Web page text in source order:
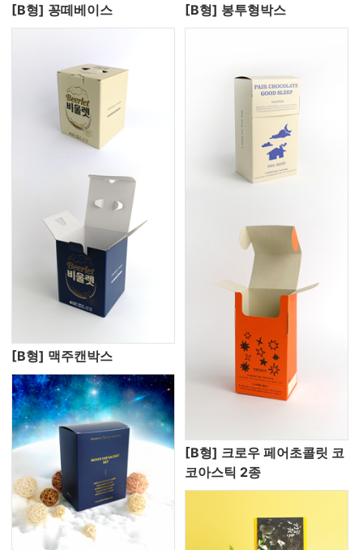
[B형] 꽁떼베이스
[B형] 맥주캔박스
[B형] 봉투형박스
[B형] 크로우 페어초콜릿 코
코아스틱 2종